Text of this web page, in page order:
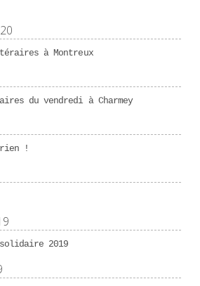
à Montreux
du vendredi à Charmey
rien !
2019